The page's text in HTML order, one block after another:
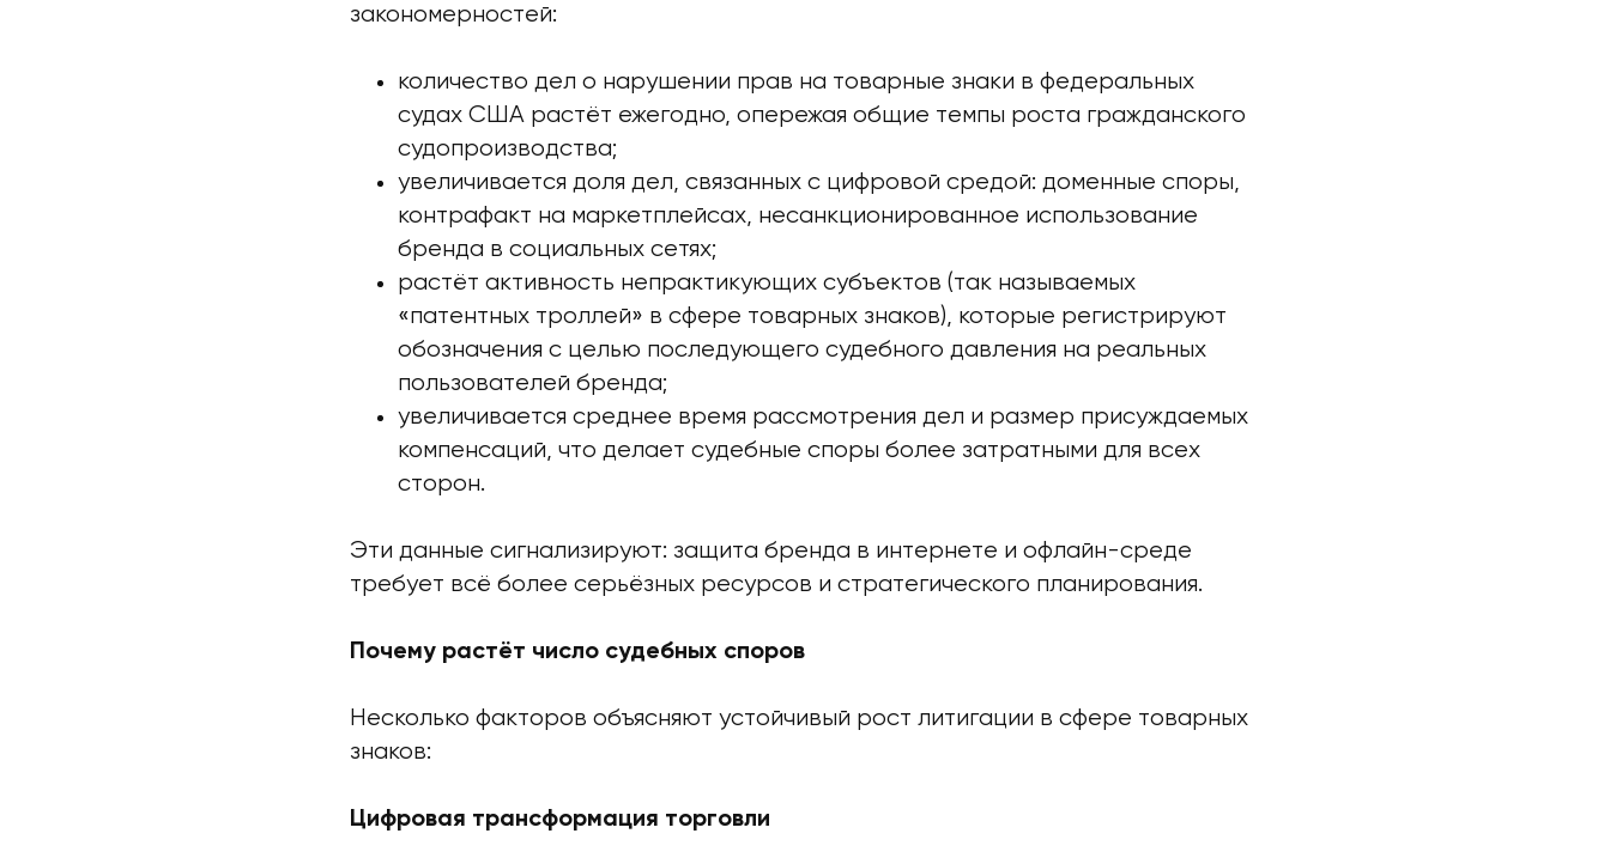
закономерностей:
количество дел о нарушении прав на товарные знаки в федеральных
судах США растёт ежегодно, опережая общие темпы роста гражданского
судопроизводства;
увеличивается доля дел, связанных с цифровой средой: доменные споры,
контрафакт на маркетплейсах, несанкционированное использование
бренда в социальных сетях;
растёт активность непрактикующих субъектов (так называемых
«патентных троллей» в сфере товарных знаков), которые регистрируют
обозначения с целью последующего судебного давления на реальных
пользователей бренда;
увеличивается среднее время рассмотрения дел и размер присуждаемых
компенсаций, что делает судебные споры более затратными для всех
сторон.
Эти данные сигнализируют: защита бренда в интернете и офлайн-среде
требует всё более серьёзных ресурсов и стратегического планирования.
Почему растёт число судебных споров
Несколько факторов объясняют устойчивый рост литигации в сфере товарных
знаков:
Цифровая трансформация торговли